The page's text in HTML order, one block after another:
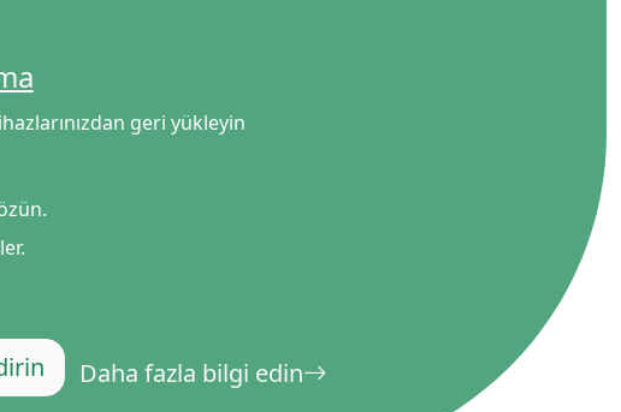
geri yükleyin
Daha fazla bilgi edin